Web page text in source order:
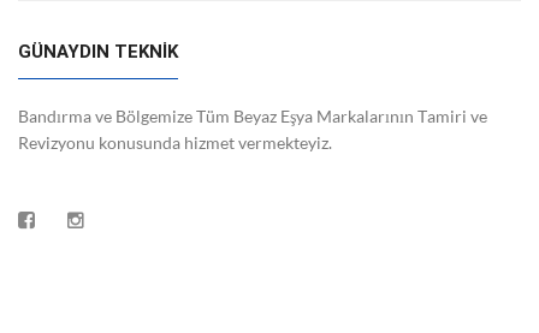
GÜNAYDIN TEKNİK
Bandırma ve Bölgemize Tüm Beyaz Eşya Markalarının Tamiri ve
Revizyonu konusunda hizmet vermekteyiz.